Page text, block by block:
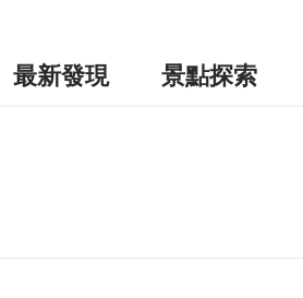
最新發現 景點探索